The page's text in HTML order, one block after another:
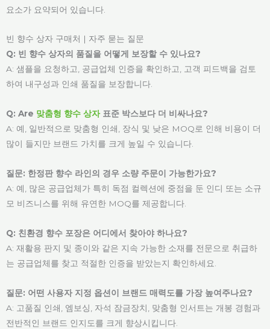
요소가 요약되어 있습니다.
빈 향수 상자 구매처 | 자주 묻는 질문
Q: 빈 향수 상자의 품질을 어떻게 보장할 수 있나요?
A: 샘플을 요청하고, 공급업체 인증을 확인하고, 고객 피드백을 검토
하여 내구성과 인쇄 품질을 보장합니다.
Q: Are 맞춤형 향수 상자표준 박스보다 더 비싸나요?
A: 예, 일반적으로 맞춤형 인쇄, 장식 및 낮은 MOQ로 인해 비용이 더
많이 들지만 브랜드 가치를 크게 높일 수 있습니다.
질문: 한정판 향수 라인의 경우 소량 주문이 가능한가요?
A: 예, 많은 공급업체가 특히 독점 컬렉션에 중점을 둔 인디 또는 소규
모 비즈니스를 위해 유연한 MOQ를 제공합니다.
Q: 친환경 향수 포장은 어디에서 찾아야 하나요?
A: 재활용 판지 및 종이와 같은 지속 가능한 소재를 전문으로 취급하
는 공급업체를 찾고 적절한 인증을 받았는지 확인하세요.
질문: 어떤 사용자 지정 옵션이 브랜드 매력도를 가장 높여주나요?
A: 고품질 인쇄, 엠보싱, 자석 잠금장치, 맞춤형 인서트는 개봉 경험과
전반적인 브랜드 인지도를 크게 향상시킵니다.